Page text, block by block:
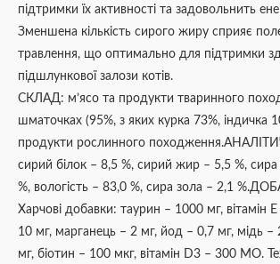
підтримки їх активності та задовольнить
Зменшена кількість сирого жиру сприяє
травлення, що оптимально для підтримки
підшлункової залози котів.
СКЛАД: м’ясо та продукти тваринного
шматочках (95%, з яких курка 73%, індичка
продукти рослинного
сирий білок – 8,5 %, сирий жир – 5,5 %, сира
%, вологість – 83,0 %, сира зола – 2,1
Харчові добавки: таурин – 1000 мг, вітамін
10 мг, марганець – 2 мг, йод – 0,7 мг, мідь –
мг, біотин – 100 мкг, вітамін D3 – 300 МО.